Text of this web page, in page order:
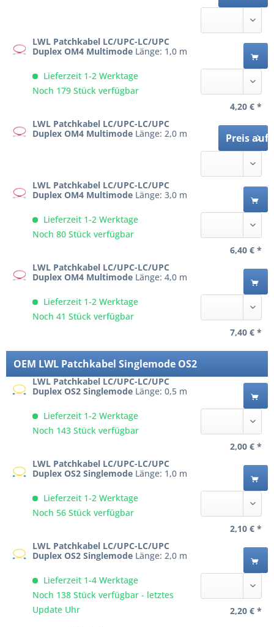
LWL Patchkabel LC/UPC-LC/UPC
Duplex OM4 MultimodeLänge: 1,0 m
Lieferzeit 1-2 Werktage
Noch 179 Stück verfügbar
4,20 € *
LWL Patchkabel LC/UPC-LC/UPC
Duplex OM4 MultimodeLänge: 2,0 m Preis auf
LWL Patchkabel LC/UPC-LC/UPC
Duplex OM4 MultimodeLänge: 3,0 m
Lieferzeit 1-2 Werktage
Noch 80 Stück verfügbar
6,40 € *
LWL Patchkabel LC/UPC-LC/UPC
Duplex OM4 MultimodeLänge: 4,0 m
Lieferzeit 1-2 Werktage
Noch 41 Stück verfügbar
7,40 € *
OEM LWL Patchkabel Singlemode OS2
LWL Patchkabel LC/UPC-LC/UPC
Duplex OS2 SinglemodeLänge: 0,5 m
Lieferzeit 1-2 Werktage
Noch 143 Stück verfügbar
2,00 € *
LWL Patchkabel LC/UPC-LC/UPC
Duplex OS2 SinglemodeLänge: 1,0 m
Lieferzeit 1-2 Werktage
Noch 56 Stück verfügbar
2,10 € *
LWL Patchkabel LC/UPC-LC/UPC
Duplex OS2 SinglemodeLänge: 2,0 m
Lieferzeit 1-4 Werktage
Noch 138 Stück verfügbar - letztes
Update Uhr
2,20 € *